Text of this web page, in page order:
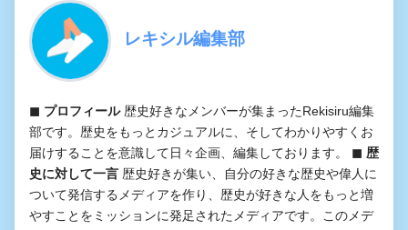
レキシル編集部
◼︎ プロフィール歴史好きなメンバーが集まったRekisiru編集
部です。歴史をもっとカジュアルに、そしてわかりやすくお
届けすることを意識して日々企画、編集しております。 ◼︎ 歴
史に対して一言 歴史好きが集い、自分の好きな歴史や偉人に
ついて発信するメディアを作り、歴史が好きな人をもっと増
やすことをミッションに発足されたメディアです。このメデ